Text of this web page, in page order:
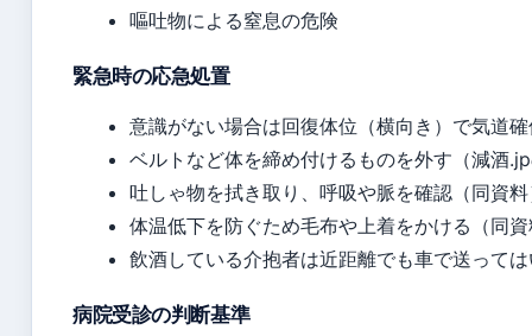
嘔吐物による窒息の危険
緊急時の応急処置
意識がない場合は回復体位（横向き）で気道
ベルトなど体を締め付けるものを外す（減酒
吐しゃ物を拭き取り、呼吸や脈を確認（同資
体温低下を防ぐため毛布や上着をかける（同
飲酒している介抱者は近距離でも車で送って
病院受診の判断基準